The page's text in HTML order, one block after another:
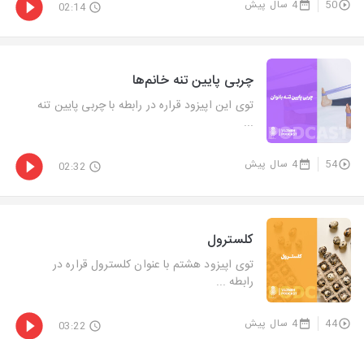
50 4 سال پیش 02:14
چربی پایین تنه خانم‌ها
توی این اپیزود قراره در رابطه با چربی پایین تنه
...
54 4 سال پیش 02:32
کلسترول
توی اپیزود هشتم با عنوان کلسترول قراره در
رابطه ...
44 4 سال پیش 03:22